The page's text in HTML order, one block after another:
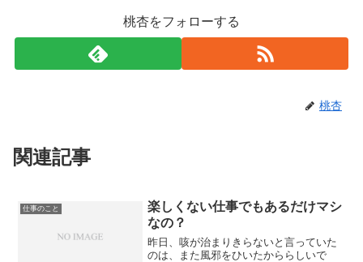
桃杏をフォローする
桃杏
関連記事
仕事のこと
楽しくない仕事でもあるだけマシ
なの？
昨日、咳が治まりきらないと言っていた
のは、また風邪をひいたかららしいで